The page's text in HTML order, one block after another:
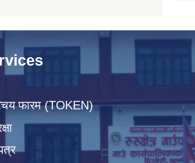
फारम (TOKEN)